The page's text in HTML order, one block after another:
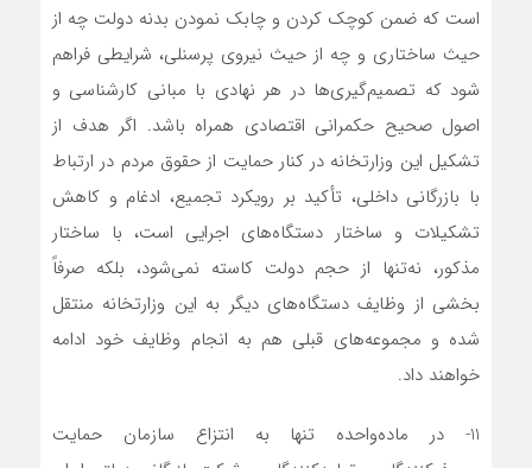
است که ضمن کوچک کردن و چابک نمودن بدنه دولت چه از
حیث ساختاری و چه از حیث نیروی پرسنلی، شرایطی فراهم
شود که تصمیم‌گیری‌ها در هر نهادی با مبانی کارشناسی و
اصول صحیح حکمرانی اقتصادی همراه باشد. اگر هدف از
تشکیل این وزارتخانه در کنار حمایت از حقوق مردم در ارتباط
با بازرگانی داخلی، تأکید بر رویکرد تجمیع، ادغام و کاهش
تشکیلات و ساختار دستگاه‌های اجرایی است، با ساختار
مذکور، نه‌تنها از حجم دولت کاسته نمی‌شود، بلکه صرفاً
بخشی از وظایف دستگاه‌های دیگر به این وزارتخانه منتقل
شده و مجموعه‌های قبلی هم به انجام وظایف خود ادامه
خواهند داد.
11- در ماده‌واحده تنها به انتزاع سازمان حمایت